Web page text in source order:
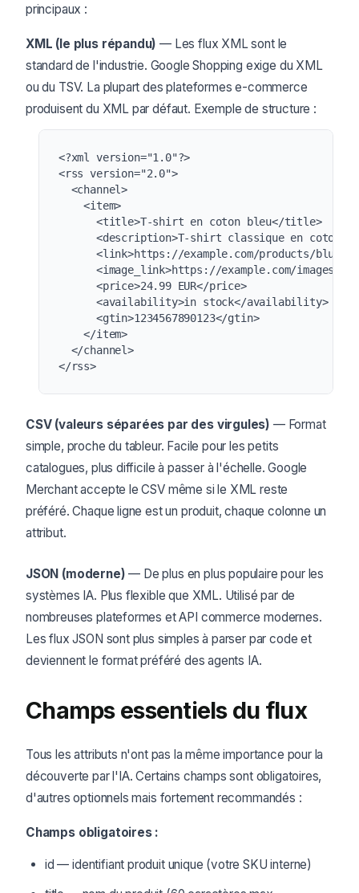
principaux :
XML (le plus répandu) — Les flux XML sont le
standard de l'industrie. Google Shopping exige du XML
ou du TSV. La plupart des plateformes e-commerce
produisent du XML par défaut. Exemple de structure :
<?xml version="1.0"?>
<rss version="2.0">
  <channel>
    <item>
      <title>T-shirt en coton bleu</title>
<description>T-shirt classique en coton
<link>https://example.com/products/blue-
<image_link>https://example.com/images/
      <price>24.99 EUR</price>
      <availability>in stock</availability>
      <gtin>1234567890123</gtin>
    </item>
  </channel>
</rss>
CSV (valeurs séparées par des virgules) — Format
simple, proche du tableur. Facile pour les petits
catalogues, plus difficile à passer à l'échelle. Google
Merchant accepte le CSV même si le XML reste
préféré. Chaque ligne est un produit, chaque colonne un
attribut.
JSON (moderne) — De plus en plus populaire pour les
systèmes IA. Plus flexible que XML. Utilisé par de
nombreuses plateformes et API commerce modernes.
Les flux JSON sont plus simples à parser par code et
deviennent le format préféré des agents IA.
Champs essentiels du flux
Tous les attributs n'ont pas la même importance pour la
découverte par l'IA. Certains champs sont obligatoires,
d'autres optionnels mais fortement recommandés :
Champs obligatoires :
id — identifiant produit unique (votre SKU interne)